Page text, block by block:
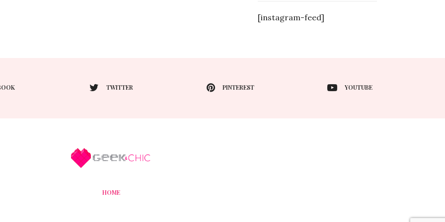
[instagram-feed]
TWITTER PINTEREST YOUTUBE
HOME